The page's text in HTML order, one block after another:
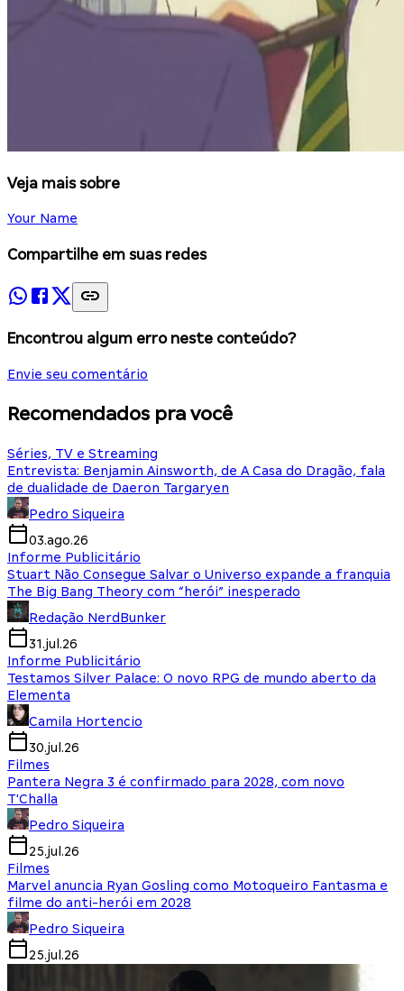
Veja mais sobre
Your Name
Compartilhe em suas redes
Encontrou algum erro neste conteúdo?
Envie seu comentário
Recomendados pra você
Séries, TV e Streaming
Entrevista: Benjamin Ainsworth, de A Casa do Dragão, fala
de dualidade de Daeron Targaryen
Pedro Siqueira
03.ago.26
Informe Publicitário
Stuart Não Consegue Salvar o Universo expande a franquia
The Big Bang Theory com “herói” inesperado
Redação NerdBunker
31.jul.26
Informe Publicitário
Testamos Silver Palace: O novo RPG de mundo aberto da
Elementa
Camila Hortencio
30.jul.26
Filmes
Pantera Negra 3 é confirmado para 2028, com novo
T'Challa
Pedro Siqueira
25.jul.26
Filmes
Marvel anuncia Ryan Gosling como Motoqueiro Fantasma e
filme do anti-herói em 2028
Pedro Siqueira
25.jul.26